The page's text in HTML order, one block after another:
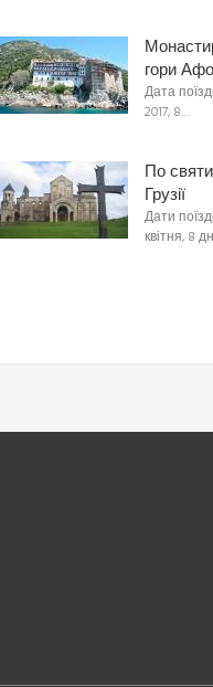
гори
Дата
2017, 8…
По
Грузії
Дати
квітня, 8